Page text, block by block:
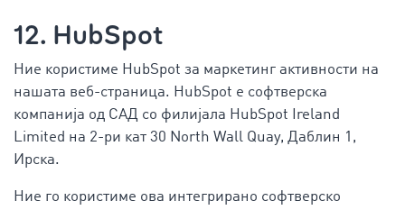
12. HubSpot
Ние користиме HubSpot за маркетинг активности на
нашата веб-страница. HubSpot е софтверска
компанија од САД со филијала HubSpot Ireland
Limited на 2-ри кат 30 North Wall Quay, Даблин 1,
Ирска.
Ние го користиме ова интегрирано софтверско